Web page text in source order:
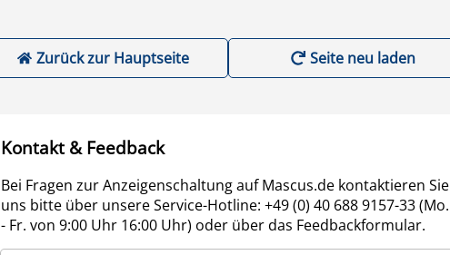
Zurück zur Hauptseite Seite neu laden
Kontakt & Feedback
Bei Fragen zur Anzeigenschaltung auf Mascus.de kontaktieren Sie
uns bitte über unsere Service-Hotline: +49 (0) 40 688 9157-33 (Mo.
- Fr. von 9:00 Uhr 16:00 Uhr) oder über das Feedbackformular.